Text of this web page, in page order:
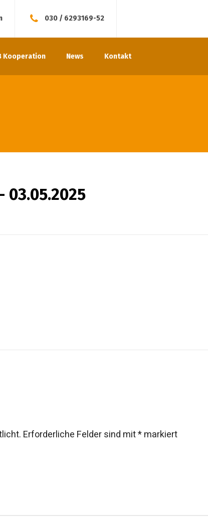
030 / 6293169-52
Kooperation News Kontakt
03.05.2025
Erforderliche Felder sind mit*markiert